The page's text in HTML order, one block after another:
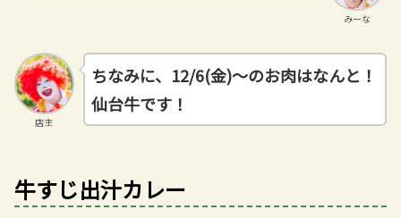
みーな
店主
ちなみに、12/6(金)～のお肉はなんと！
仙台牛です！
牛すじ出汁カレー